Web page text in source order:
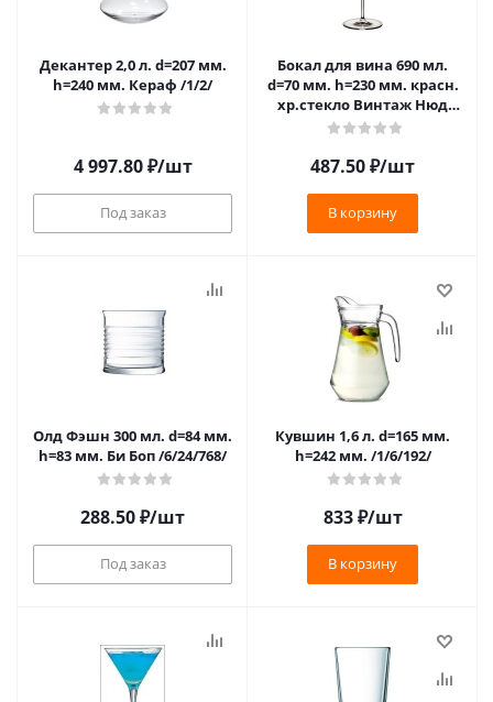
Декантер 2,0 л. d=207 мм.
h=240 мм. Кераф /1/2/
4 997.80₽/шт
Под заказ
Бокал для вина 690 мл.
d=70 мм. h=230 мм. красн.
хр.стекло Винтаж Нюд
/1/6/24/**
487.50₽/шт
В корзину
Олд Фэшн 300 мл. d=84 мм.
h=83 мм. Би Боп /6/24/768/
288.50₽/шт
Под заказ
Кувшин 1,6 л. d=165 мм.
h=242 мм. /1/6/192/
833₽/шт
В корзину